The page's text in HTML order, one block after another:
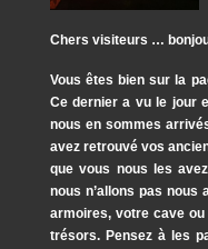
Chers visiteurs …
Vous êtes bien sur la
Ce dernier a vu le jour
nous en sommes
avez retrouvé vos
que vous nous les
nous n’allons pas nous
armoires, votre cave
trésors. Pensez à les